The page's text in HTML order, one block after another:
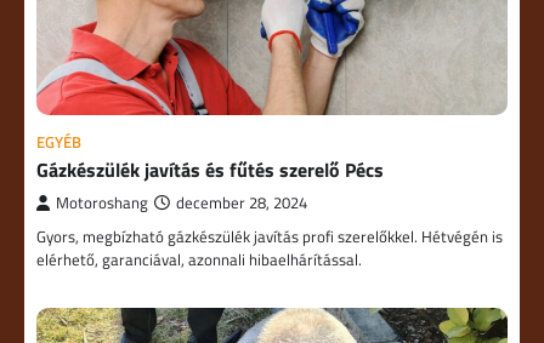
EGYÉB
Gázkészülék javítás és fűtés szerelő Pécs
Motoroshang december 28, 2024
Gyors, megbízható gázkészülék javítás profi szerelőkkel. Hétvégén is
elérhető, garanciával, azonnali hibaelhárítással.